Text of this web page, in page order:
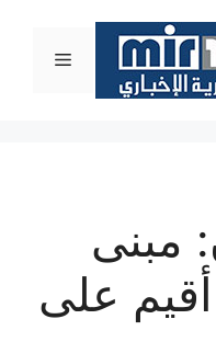
القائمة
مبنى
أقيم على